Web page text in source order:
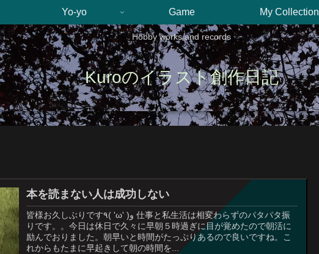
Hobby works and records
Kuroのイラスト創作日記
Yo-yo Game My Collection
本を読まない人は成功しない
皆様お久しぶりです٩( 'ω' )و 仕事と私生活は相変わらずのパタパタ振
りです。。今日は休日で久々に早朝５時過ぎに目が覚めたので朝活に
励んでおりました。朝早いと時間がたっぷりあるので良いですね。こ
れからもたまに早起きして朝の時間を...